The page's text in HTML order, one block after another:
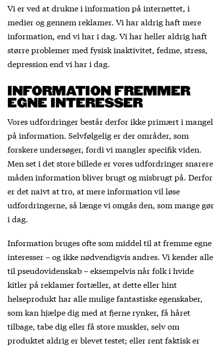
Vi er ved at drukne i information på internettet, i
medier og gennem reklamer. Vi har aldrig haft mere
information, end vi har i dag. Vi har heller aldrig haft
større problemer med fysisk inaktivitet, fedme, stress,
depression end vi har i dag.
INFORMATION FREMMER
EGNE INTERESSER
Vores udfordringer består derfor ikke primært i mangel
på information. Selvfølgelig er der områder, som
forskere undersøger, fordi vi mangler specifik viden.
Men set i det store billede er vores udfordringer snarere
måden information bliver brugt og misbrugt på. Derfor
er det naivt at tro, at mere information vil løse
udfordringerne, så længe vi omgås den, som mange gør
i dag.
Information bruges ofte som middel til at fremme egne
interesser – og ikke nødvendigvis andres. Vi kender alle
til pseudovidenskab – eksempelvis når folk i hvide
kitler på reklamer fortæller, at dette eller hint
helseprodukt har alle mulige fantastiske egenskaber,
som kan hjælpe dig med at fjerne rynker, få håret
tilbage, tabe dig eller få store muskler, selv om
produktet aldrig er blevet testet; eller rent faktisk er